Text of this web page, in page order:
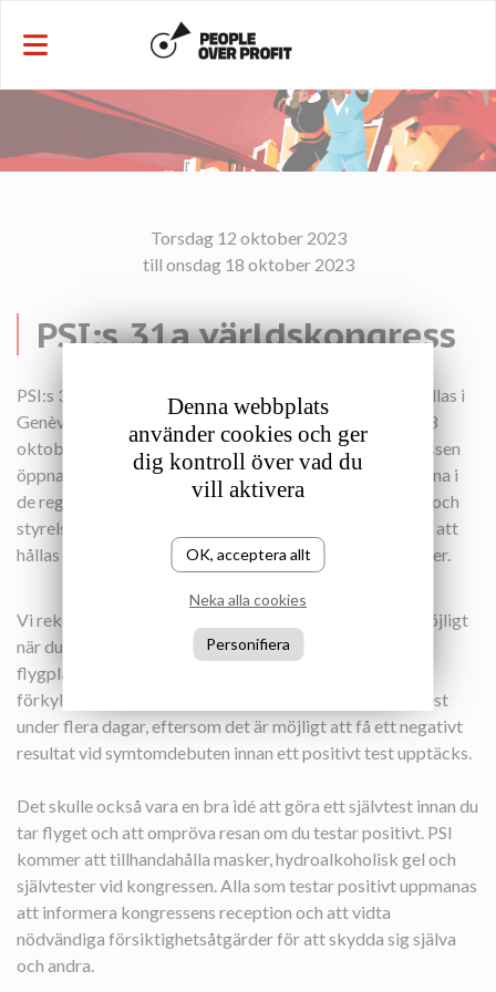
​Torsdag 12 oktober 2023
till onsdag 18 oktober 2023
PSI:s 31a världskongress
PSI:s 31a världskongress med förmöten kommer att hållas i
Genève, Schweiz, från torsdag 12 oktober till onsdag 18
oktober 2023, vid Palexpo Convention Centre. Kongressen
öppnar officiellt på kvällen den 14 oktober 2023. Mötena i
de regionala exekutivkommittéerna, kvinnokommittén och
styrelsen samt sektorsmöten och andra möten kommer att
hållas före kongressen, mellan den 12 och den 14 oktober.
Vi rekommenderar att du bär skyddsmask när det är möjligt
när du reser, oavsett om det är med flyg eller tåg, på
flygplatser och stationer. Om du har några tecken på
förkylning eller influensa råder vi dig att göra ett självtest
under flera dagar, eftersom det är möjligt att få ett negativt
resultat vid symtomdebuten innan ett positivt test upptäcks.
Det skulle också vara en bra idé att göra ett självtest innan du
tar flyget och att ompröva resan om du testar positivt. PSI
kommer att tillhandahålla masker, hydroalkoholisk gel och
självtester vid kongressen. Alla som testar positivt uppmanas
att informera kongressens reception och att vidta
nödvändiga försiktighetsåtgärder för att skydda sig själva
och andra.
Denna webbplats
använder cookies och ger
dig kontroll över vad du
vill aktivera
OK, acceptera allt
Neka alla cookies
Personifiera